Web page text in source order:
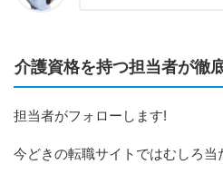
介護資格を持つ担当者が徹
担当者がフォローします!
今どきの転職サイトではむしろ当